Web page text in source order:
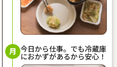
今日から仕事。でも冷蔵庫
におかずがあるから安心！